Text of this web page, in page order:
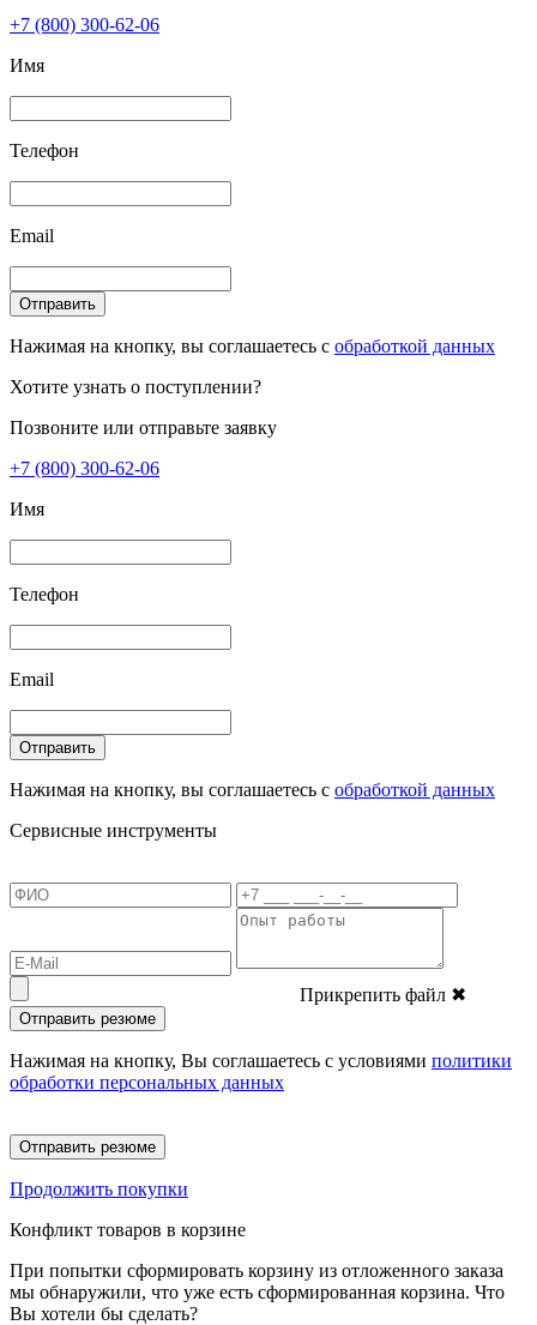
+7 (800) 300-62-06
Имя
Телефон
Email
Отправить
Нажимая на кнопку, вы соглашаетесь с обработкой данных
Хотите узнать о поступлении?
Позвоните или отправьте заявку
+7 (800) 300-62-06
Имя
Телефон
Email
Отправить
Нажимая на кнопку, вы соглашаетесь с обработкой данных
Сервисные инструменты
Прикрепить файл ✖
Отправить резюме
Нажимая на кнопку, Вы соглашаетесь с условиями политики
обработки персональных данных
Отправить резюме
Продолжить покупки
Конфликт товаров в корзине
При попытки сформировать корзину из отложенного заказа
мы обнаружили, что уже есть сформированная корзина. Что
Вы хотели бы сделать?